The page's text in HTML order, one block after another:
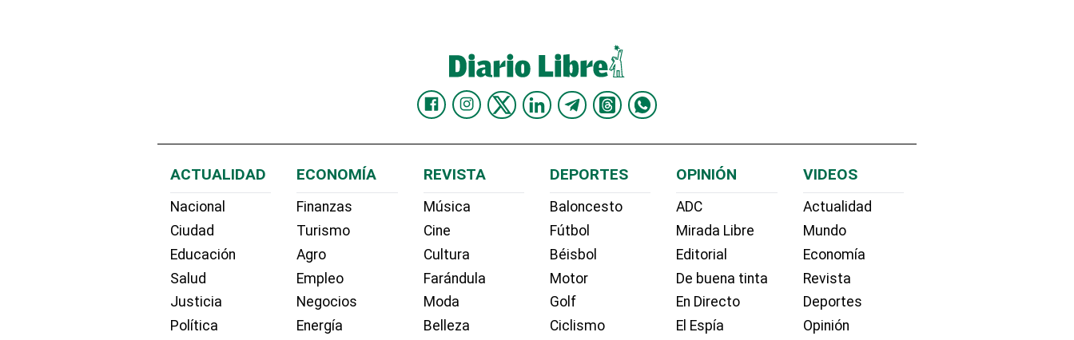
ACTUALIDAD
Nacional
Ciudad
Educación
Salud
Justicia
Política
ECONOMÍA
Finanzas
Turismo
Agro
Empleo
Negocios
Energía
REVISTA
Música
Cine
Cultura
Farándula
Moda
Belleza
DEPORTES
Baloncesto
Fútbol
Béisbol
Motor
Golf
Ciclismo
OPINIÓN
ADC
Mirada Libre
Editorial
De buena tinta
En Directo
El Espía
VIDEOS
Actualidad
Mundo
Economía
Revista
Deportes
Opinión